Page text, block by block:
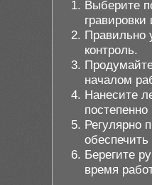
Выберите
Правильно
контроль.
началом
Нанесите
Регулярно
Берегите
время